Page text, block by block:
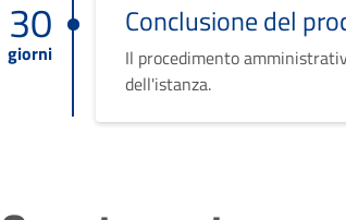
30
giorni
Conclusione del
Il procedimento
dell'istanza.